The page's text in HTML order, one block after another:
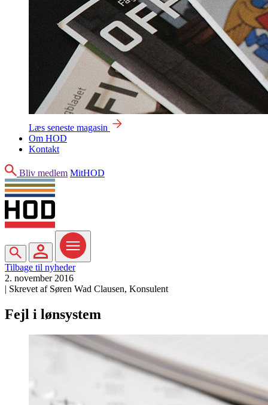
Læs seneste magasin
Om HOD
Kontakt
Søg
Bliv medlem MitHOD
Søg MitHOD Menu
Tilbage til nyheder
2. november 2016
| Skrevet af Søren Wad Clausen, Konsulent
Fejl i lønsystem